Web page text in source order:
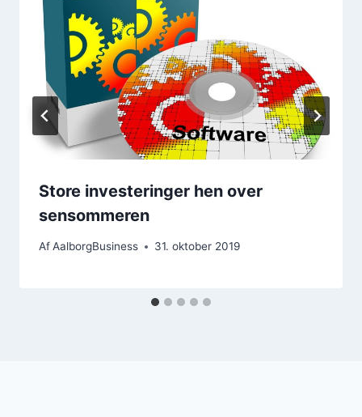
Store investeringer hen over
sensommeren
AfAalborgBusiness 31. oktober 2019